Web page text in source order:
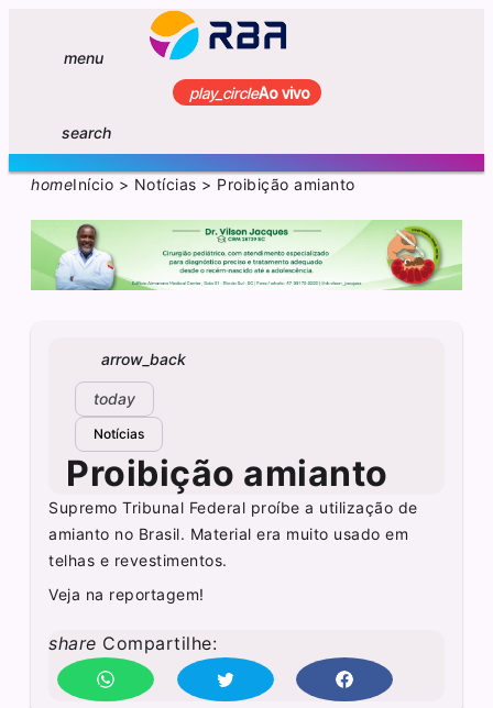
menu
play_circleAo vivo
search
homeInício > Notícias > Proibição amianto
arrow_back
today
Notícias
Proibição amianto
Supremo Tribunal Federal proíbe a utilização de
amianto no Brasil. Material era muito usado em
telhas e revestimentos.
Veja na reportagem!
share Compartilhe: